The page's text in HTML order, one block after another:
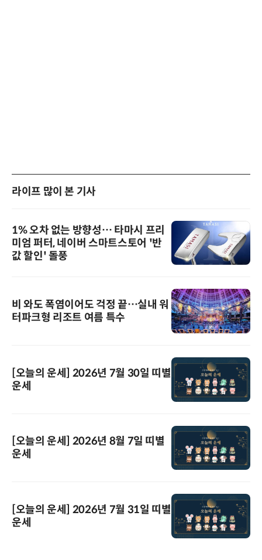
라이프 많이 본 기사
1% 오차 없는 방향성… 타마시 프리
미엄 퍼터, 네이버 스마트스토어 '반
값 할인' 돌풍
비 와도 폭염이어도 걱정 끝…실내 워
터파크형 리조트 여름 특수
[오늘의 운세] 2026년 7월 30일 띠별
운세
[오늘의 운세] 2026년 8월 7일 띠별
운세
[오늘의 운세] 2026년 7월 31일 띠별
운세